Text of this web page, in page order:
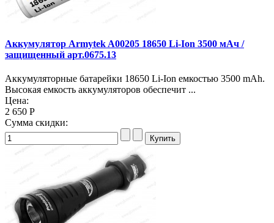
Аккумулятор Armytek A00205 18650 Li-Ion 3500 мАч /
защищенный арт.0675.13
Аккумуляторные батарейки 18650 Li-Ion емкостью 3500 mAh.
Высокая емкость аккумуляторов обеспечит ...
Цена:
2 650 Р
Сумма скидки: